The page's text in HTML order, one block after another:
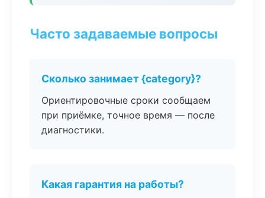
Часто задаваемые вопросы
Сколько занимает {category}?
Ориентировочные сроки сообщаем
при приёмке, точное время — после
диагностики.
Какая гарантия на работы?